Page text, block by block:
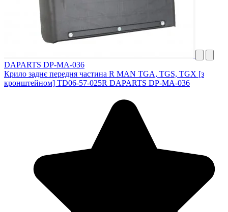
DAPARTS DP-MA-036
Крило заднє передня частина R MAN TGA, TGS, TGX [з
кронштейном] TD06-57-025R DAPARTS DP-MA-036